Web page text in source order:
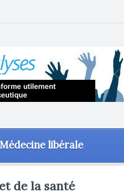
Médecine libérale
de la santé